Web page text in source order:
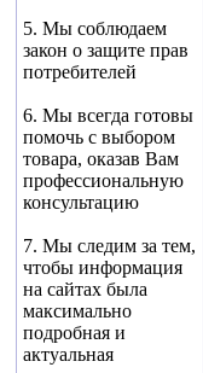
5. Мы соблюдаем
закон о защите прав
потребителей
6. Мы всегда готовы
помочь с выбором
товара, оказав Вам
профессиональную
консультацию
7. Мы следим за тем,
чтобы информация
на сайтах была
максимально
подробная и
актуальная